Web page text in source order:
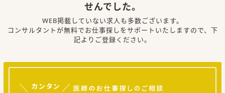
せんでした。
WEB掲載していない求人も多数ございます。
コンサルタントが無料でお仕事探しをサポートいたしますので、下
記よりご登録ください。